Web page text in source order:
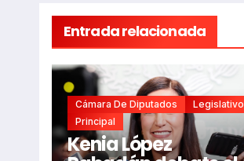
Entrada relacionada
Cámara De Diputados
Legislativo
Principal
Kenia López